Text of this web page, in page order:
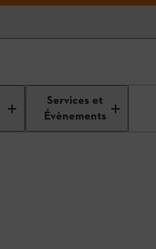
Services et
Évènements